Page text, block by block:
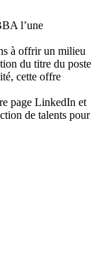
l’une
à offrir un milieu
du titre du poste
cette offre
page LinkedIn et
de talents pour